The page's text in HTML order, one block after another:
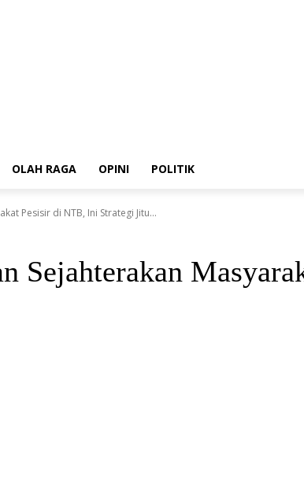
OLAH RAGA OPINI POLITIK
Pesisir di NTB, Ini Strategi Jitu...
Sejahterakan